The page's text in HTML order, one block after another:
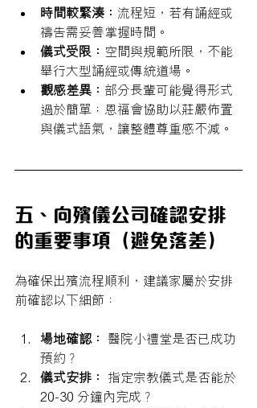
時間較緊湊： 流程短，若有誦經或
禱告需妥善掌握時間。
儀式受限： 空間與規範所限，不能
舉行大型誦經或傳統道場。
觀感差異： 部分長輩可能覺得形式
過於簡單；恩福會協助以莊嚴佈置
與儀式語氣，讓整體尊重感不減。
五、向殯儀公司確認安排
的重要事項（避免落差）
為確保出殯流程順利，建議家屬於安排
前確認以下細節：
場地確認：
醫院小禮堂是否已成功
預約？
儀式安排：
指定宗教儀式是否能於
20-30 分鐘內完成？